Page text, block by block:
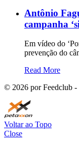
Antônio
campanha
Em vídeo do
prevenção do
Read More
© 2026 por Feedclub
Voltar ao Topo
Close